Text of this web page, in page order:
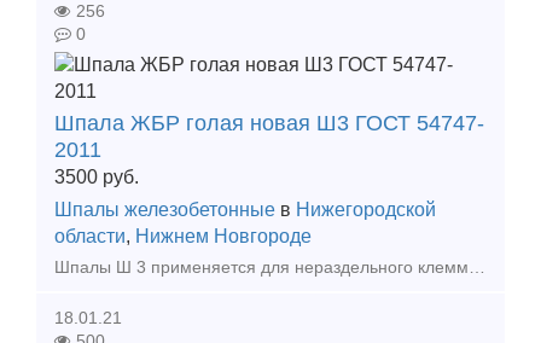
256
0
Шпала ЖБР голая новая Ш3 ГОСТ 54747-
2011
3500 руб.
Шпалы железобетонные в Нижегородской
области, Нижнем Новгороде
Шпалы Ш 3 применяется для нераздельного клеммно-болтового скрепления ЖБР65 с болтовым прикреплением рельса к шпале. ГОСТ 10629-88 Железобетонная шпала ,выпускаемая в настоящее в
18.01.21